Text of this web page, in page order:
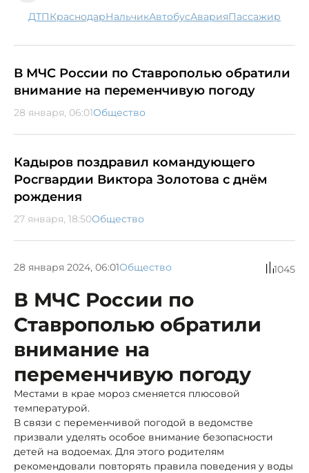
ДТП Краснодар Нальчик автобус авария пассажир
В МЧС России по Ставрополью обратили
внимание на переменчивую погоду
28 января, 06:01Общество
Кадыров поздравил командующего
Росгвардии Виктора Золотова с днём
рождения
27 января, 18:50Общество
28 января 2024, 06:01Общество 1045
В МЧС России по
Ставрополью обратили
внимание на
переменчивую погоду
Местами в крае мороз сменяется плюсовой
температурой.
В связи с переменчивой погодой в ведомстве
призвали уделять особое внимание безопасности
детей на водоемах. Для этого родителям
рекомендовали повторять правила поведения у воды